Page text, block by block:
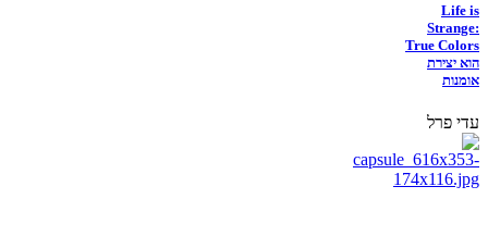
Life is
Strange:
True Colors
הוא יצירת
אומנות
עדי פרל